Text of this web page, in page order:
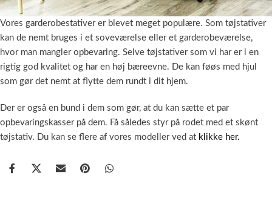
Vores garderobestativer er blevet meget populære. Som tøjstativer
kan de nemt bruges i et soveværelse eller et garderobeværelse,
hvor man mangler opbevaring. Selve tøjstativer som vi har er i en
rigtig god kvalitet og har en høj bæreevne. De kan føøs med hjul
som gør det nemt at flytte dem rundt i dit hjem.
Der er også en bund i dem som gør, at du kan sætte et par
opbevaringskasser på dem. Få således styr på rodet med et skønt
tøjstativ. Du kan se flere af vores modeller ved at klikke her.